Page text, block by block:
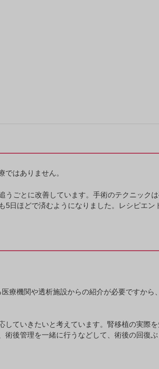
はありません。
ごとに改善しています。手術のテクニック
日ほどで済むようになりました。レシピエン
療機関や透析施設からの紹介が必要ですから
ていきたいと考えています。腎移植の実際
後管理を一緒に行うなどして、術後の回復